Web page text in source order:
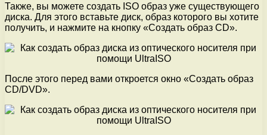
Также, вы можете создать ISO образ уже существующего
диска. Для этого вставьте диск, образ которого вы хотите
получить, и нажмите на кнопку «Создать образ CD».
После этого перед вами откроется окно «Создать образ
CD/DVD».